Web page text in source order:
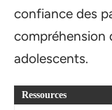
confiance des
compréhension
adolescents.
Ressources